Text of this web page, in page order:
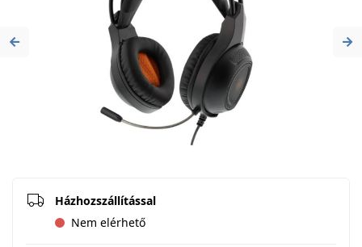
Previous
Házhozszállítással
Nem elérhető